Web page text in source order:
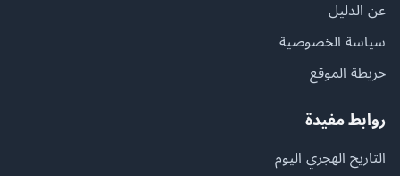
عن الدليل
سياسة الخصوصية
خريطة الموقع
روابط مفيدة
التاريخ الهجري اليوم